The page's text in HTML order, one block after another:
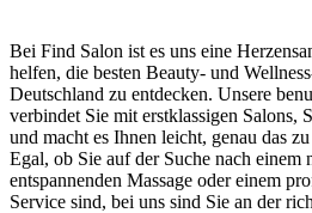
Bei Find Salon ist es uns eine
helfen, die besten Beauty- und
Deutschland zu entdecken. Unsere
verbindet Sie mit erstklassigen Salons,
und macht es Ihnen leicht, genau das
Egal, ob Sie auf der Suche nach einem
entspannenden Massage oder einem
Service sind, bei uns sind Sie an der